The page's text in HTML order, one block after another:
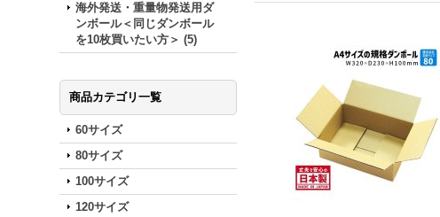
海外発送・重量物発送用ダ
ンボール＜同じダンボール
を10枚買いたい方＞ (5)
商品カテゴリ一覧
60サイズ
80サイズ
100サイズ
120サイズ